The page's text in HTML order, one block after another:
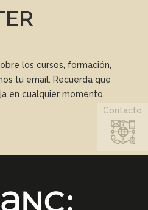
los cursos, formación,
tu email. Recuerda que
en cualquier momento.
Contacto